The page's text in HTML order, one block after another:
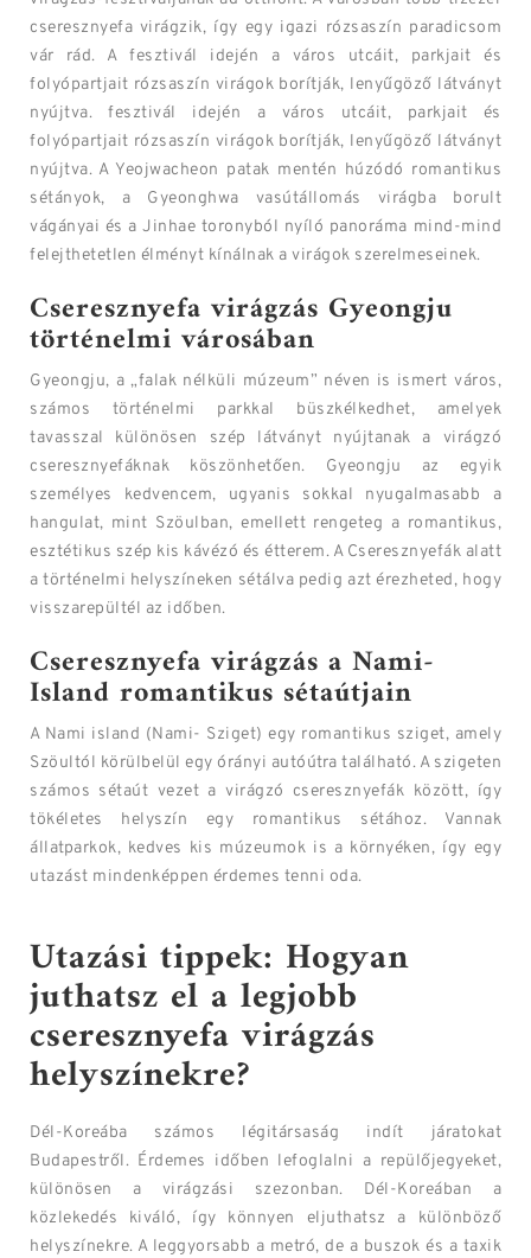
cseresznyefa virágzik, így egy igazi rózsaszín paradicsom
vár rád. A fesztivál idején a város utcáit, parkjait és
folyópartjait rózsaszín virágok borítják, lenyűgöző látványt
nyújtva. fesztivál idején a város utcáit, parkjait és
folyópartjait rózsaszín virágok borítják, lenyűgöző látványt
nyújtva. A Yeojwacheon patak mentén húzódó romantikus
sétányok, a Gyeonghwa vasútállomás virágba borult
vágányai és a Jinhae toronyból nyíló panoráma mind-mind
felejthetetlen élményt kínálnak a virágok szerelmeseinek.
Cseresznyefa virágzás Gyeongju
történelmi városában
Gyeongju, a „falak nélküli múzeum” néven is ismert város,
számos történelmi parkkal büszkélkedhet, amelyek
tavasszal különösen szép látványt nyújtanak a virágzó
cseresznyefáknak köszönhetően. Gyeongju az egyik
személyes kedvencem, ugyanis sokkal nyugalmasabb a
hangulat, mint Szöulban, emellett rengeteg a romantikus,
esztétikus szép kis kávézó és étterem. A Cseresznyefák alatt
a történelmi helyszíneken sétálva pedig azt érezheted, hogy
visszarepültél az időben.
Cseresznyefa virágzás a Nami-
Island romantikus sétaútjain
A Nami island (Nami- Sziget) egy romantikus sziget, amely
Szöultól körülbelül egy órányi autóútra található. A szigeten
számos sétaút vezet a virágzó cseresznyefák között, így
tökéletes helyszín egy romantikus sétához. Vannak
állatparkok, kedves kis múzeumok is a környéken, így egy
utazást mindenképpen érdemes tenni oda.
Utazási tippek: Hogyan
juthatsz el a legjobb
cseresznyefa virágzás
helyszínekre?
Dél-Koreába számos légitársaság indít járatokat
Budapestről. Érdemes időben lefoglalni a repülőjegyeket,
különösen a virágzási szezonban. Dél-Koreában a
közlekedés kiváló, így könnyen eljuthatsz a különböző
helyszínekre. A leggyorsabb a metró, de a buszok és a taxik